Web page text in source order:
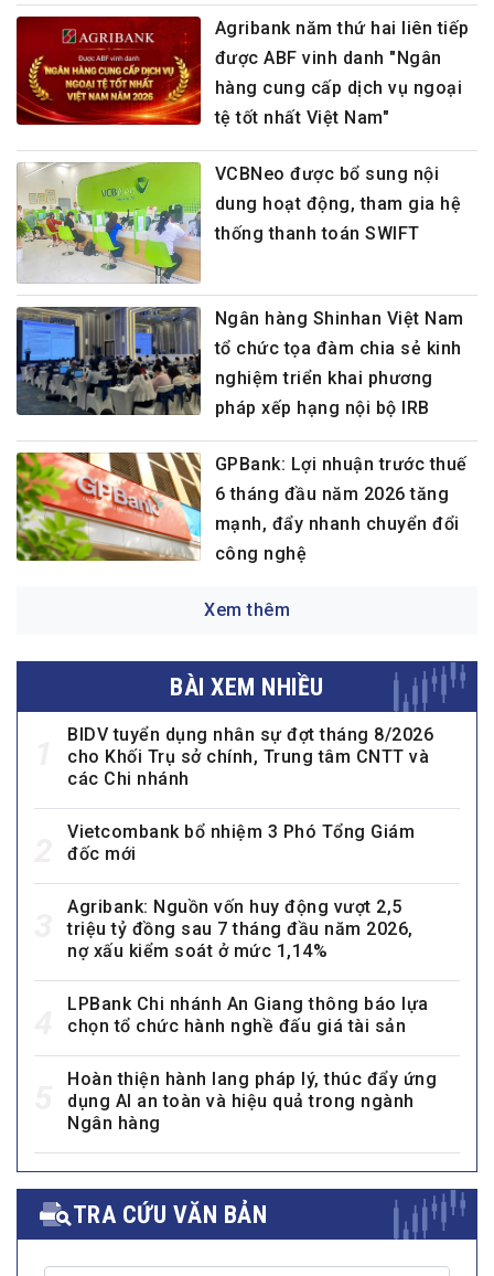
Agribank năm thứ hai liên tiếp
được ABF vinh danh "Ngân
hàng cung cấp dịch vụ ngoại
tệ tốt nhất Việt Nam"
VCBNeo được bổ sung nội
dung hoạt động, tham gia hệ
thống thanh toán SWIFT
Ngân hàng Shinhan Việt Nam
tổ chức tọa đàm chia sẻ kinh
nghiệm triển khai phương
pháp xếp hạng nội bộ IRB
GPBank: Lợi nhuận trước thuế
6 tháng đầu năm 2026 tăng
mạnh, đẩy nhanh chuyển đổi
công nghệ
Xem thêm
BÀI XEM NHIỀU
BIDV tuyển dụng nhân sự đợt tháng 8/2026
cho Khối Trụ sở chính, Trung tâm CNTT và
các Chi nhánh
Vietcombank bổ nhiệm 3 Phó Tổng Giám
đốc mới
Agribank: Nguồn vốn huy động vượt 2,5
triệu tỷ đồng sau 7 tháng đầu năm 2026,
nợ xấu kiểm soát ở mức 1,14%
LPBank Chi nhánh An Giang thông báo lựa
chọn tổ chức hành nghề đấu giá tài sản
Hoàn thiện hành lang pháp lý, thúc đẩy ứng
dụng AI an toàn và hiệu quả trong ngành
Ngân hàng
TRA CỨU VĂN BẢN